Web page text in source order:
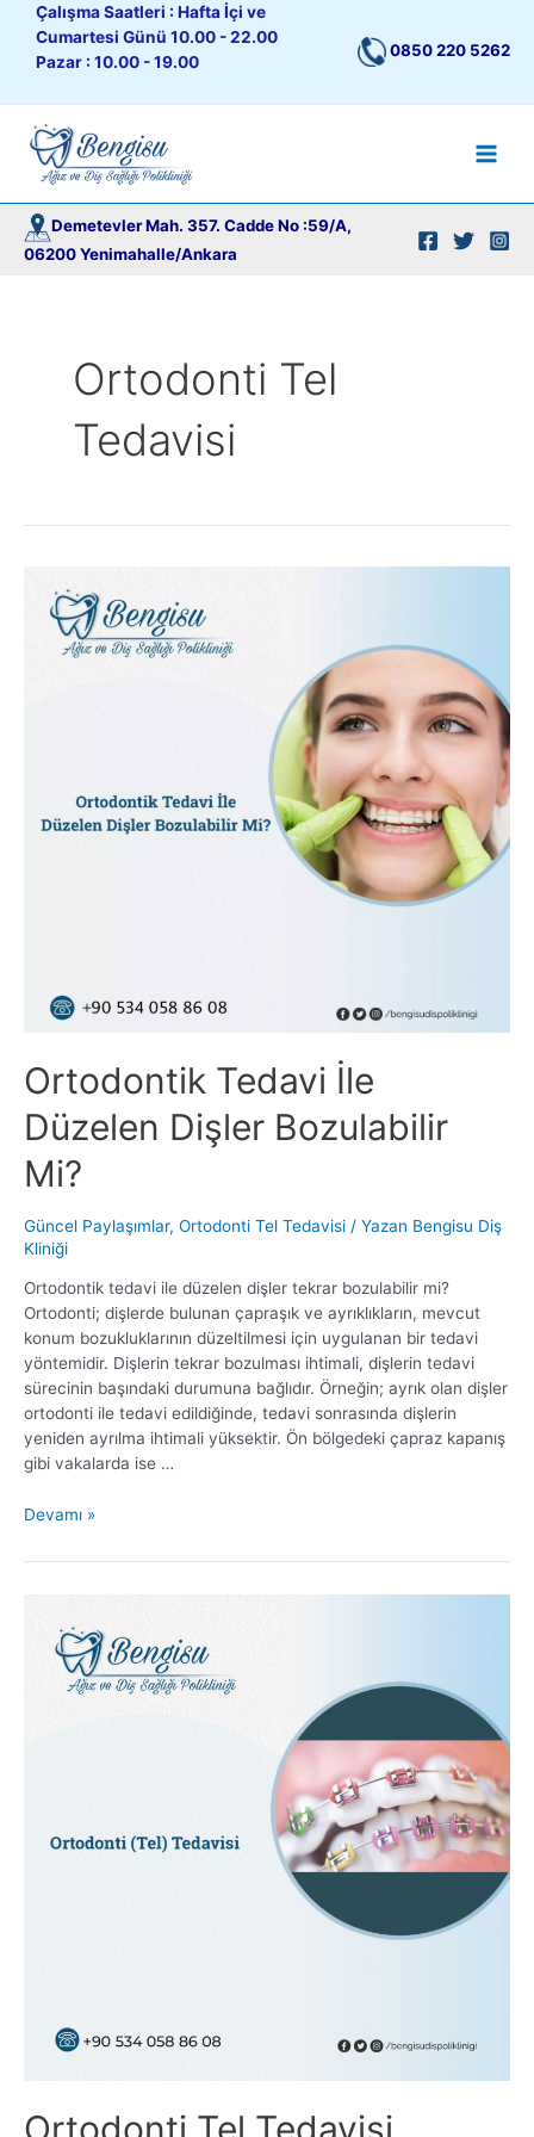
İçeriğeÇalışma Saatleri : Hafta İçi ve
Cumartesi Günü 10.00 - 22.00
Pazar : 10.00 - 19.00
0850 220 5262
Demetevler Mah. 357. Cadde No :59/A,
06200 Yenimahalle/Ankara
Ortodonti Tel
Tedavisi
Ortodontik Tedavi İle
Düzelen Dişler Bozulabilir
Mi?
Güncel Paylaşımlar, Ortodonti Tel Tedavisi / Yazan Bengisu Diş
Kliniği
Ortodontik tedavi ile düzelen dişler tekrar bozulabilir mi?
Ortodonti; dişlerde bulunan çapraşık ve ayrıklıkların, mevcut
konum bozukluklarının düzeltilmesi için uygulanan bir tedavi
yöntemidir. Dişlerin tekrar bozulması ihtimali, dişlerin tedavi
sürecinin başındaki durumuna bağlıdır. Örneğin; ayrık olan dişler
ortodonti ile tedavi edildiğinde, tedavi sonrasında dişlerin
yeniden ayrılma ihtimali yüksektir. Ön bölgedeki çapraz kapanış
gibi vakalarda ise …
Ortodontik
İle
Bozulabilir
Devamı »
Ortodonti Tel Tedavisi